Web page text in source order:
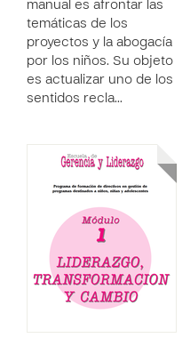
manual es afrontar las
temáticas de los
proyectos y la abogacía
por los niños. Su objeto
es actualizar uno de los
sentidos recla…